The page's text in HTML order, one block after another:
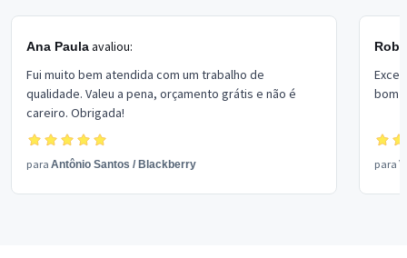
Ana Paulaavaliou:
Fui muito bem atendida com um trabalho de
qualidade. Valeu a pena, orçamento grátis e não é
careiro. Obrigada!
para Antônio Santos / Blackberry
bom
para